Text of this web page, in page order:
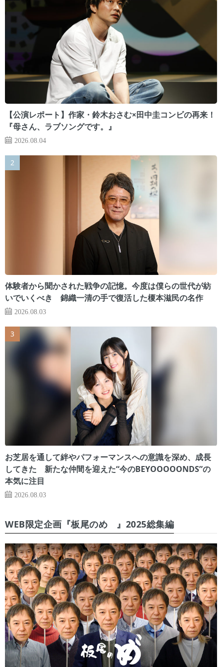
【公演レポート】作家・鈴木おさむ×田中圭コンビの再来！
『母さん、ラブソングです。』
2026.08.04
体験者から聞かされた戦争の記憶。今度は僕らの世代が紡
いでいくべき 錦織一清の手で復活した榎本滋民の名作
2026.08.03
お芝居を通して絆やパフォーマンスへの意識を深め、成長
してきた 新たな仲間を迎えた“今のBEYOOOOONDS”の
本気に注目
2026.08.03
WEB限定企画『板尾のめ゙』2025総集編